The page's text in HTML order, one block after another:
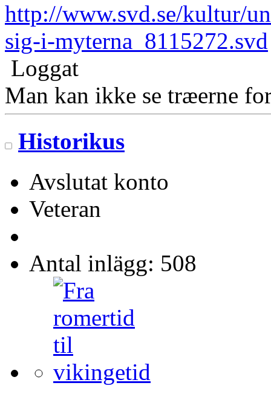
http://www.svd.se/kultur/
sig-i-myterna_8115272.svd
Loggat
Man kan ikke se træerne
Historikus
Avslutat konto
Veteran
Antal inlägg: 508